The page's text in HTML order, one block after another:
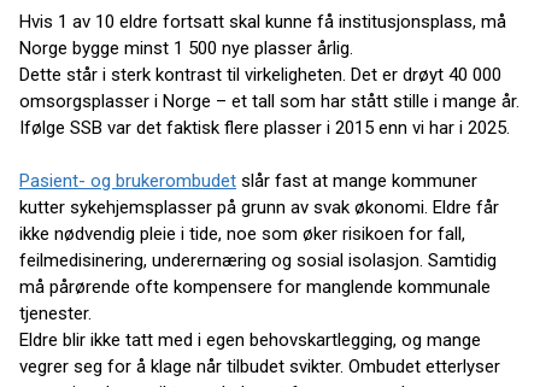
Hvis 1 av 10 eldre fortsatt skal kunne få institusjonsplass, må
Norge bygge minst 1 500 nye plasser årlig.
Dette står i sterk kontrast til virkeligheten. Det er drøyt 40 000
omsorgsplasser i Norge – et tall som har stått stille i mange år.
Ifølge SSB var det faktisk flere plasser i 2015 enn vi har i 2025.
Pasient- og brukerombudet slår fast at mange kommuner
kutter sykehjemsplasser på grunn av svak økonomi. Eldre får
ikke nødvendig pleie i tide, noe som øker risikoen for fall,
feilmedisinering, underernæring og sosial isolasjon. Samtidig
må pårørende ofte kompensere for manglende kommunale
tjenester.
Eldre blir ikke tatt med i egen behovskartlegging, og mange
vegrer seg for å klage når tilbudet svikter. Ombudet etterlyser